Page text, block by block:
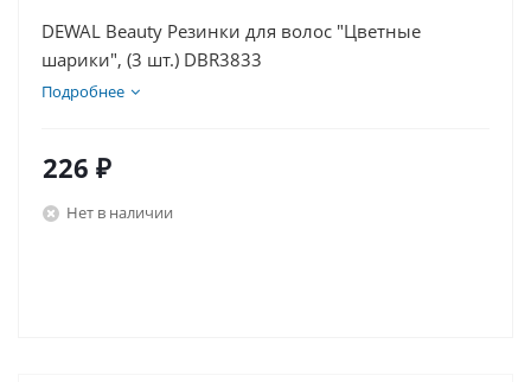
DEWAL Beauty Резинки для волос "Цветные
шарики", (3 шт.) DBR3833
Подробнее
226 ₽
Нет в наличии